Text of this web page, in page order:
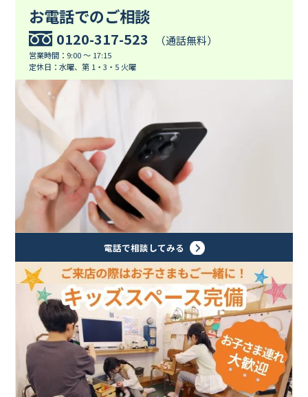
お電話でのご相談
0120-317-523 （通話無料）
営業時間：9:00 ～ 17:15
定休日：水曜、第 1・3・5 火曜
電話で相談してみる